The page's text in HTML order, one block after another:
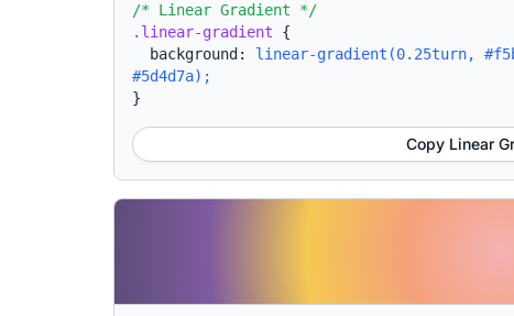
/* Linear Gradient */
.linear-gradient {
background: linear-gradient(0.25turn,
#5d4d7a);
}
Copy Linear